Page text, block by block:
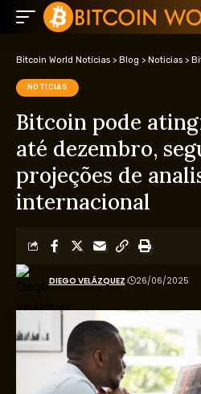
Bitcoin World Notícias > Blog > Noticias >
NOTICIAS
Bitcoin pode
até dezembro,
projeções de
internacional
DIEGO VELÁZQUEZ 26/06/2025